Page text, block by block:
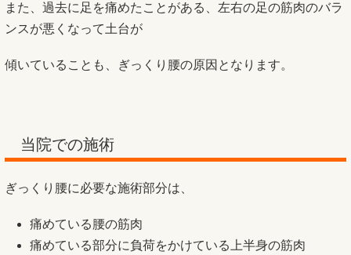
また、過去に足を痛めたことがある、左右の足の筋肉のバラ
ンスが悪くなって土台が
傾いていることも、ぎっくり腰の原因となります。
当院での施術
ぎっくり腰に必要な施術部分は、
痛めている腰の筋肉
痛めている部分に負荷をかけている上半身の筋肉